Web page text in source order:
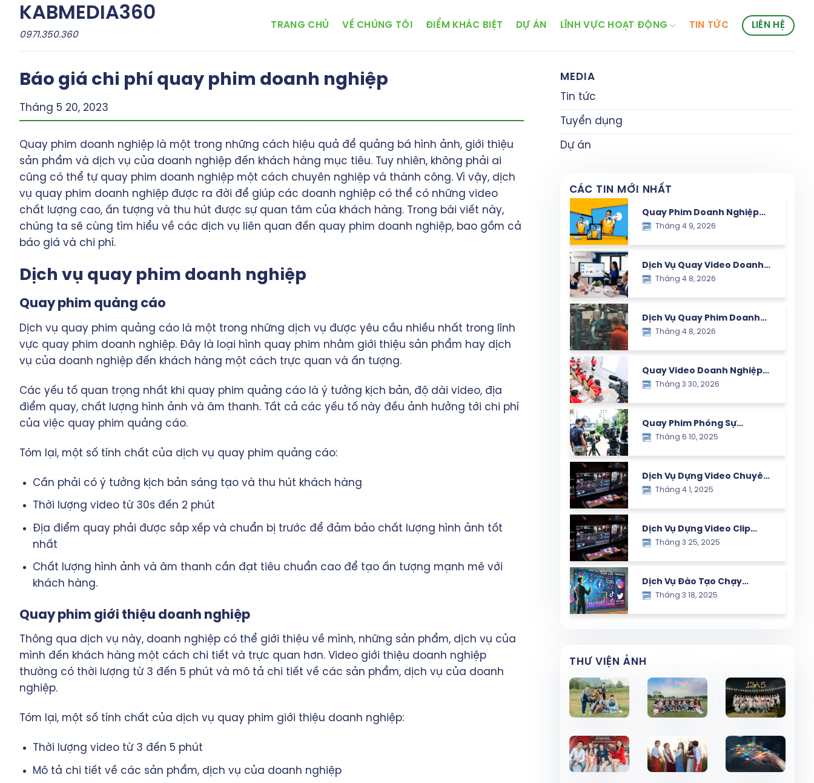
content
KABMEDIA360
0971.350.360
TRANG CHỦ VỀ CHÚNG TÔI ĐIỂM KHÁC BIỆT DỰ ÁN LĨNH VỰC HOẠT ĐỘNG TIN TỨC LIÊN HỆ
Báo giá chi phí quay phim doanh nghiệp
Tháng 5 20, 2023
Quay phim doanh nghiệp là một trong những cách hiệu quả để quảng bá hình ảnh, giới thiệu
sản phẩm và dịch vụ của doanh nghiệp đến khách hàng mục tiêu. Tuy nhiên, không phải ai
cũng có thể tự quay phim doanh nghiệp một cách chuyên nghiệp và thành công. Vì vậy, dịch
vụ quay phim doanh nghiệp được ra đời để giúp các doanh nghiệp có thể có những video
chất lượng cao, ấn tượng và thu hút được sự quan tâm của khách hàng. Trong bài viết này,
chúng ta sẽ cùng tìm hiểu về các dịch vụ liên quan đến quay phim doanh nghiệp, bao gồm cả
báo giá và chi phí.
Dịch vụ quay phim doanh nghiệp
Quay phim quảng cáo
Dịch vụ quay phim quảng cáo là một trong những dịch vụ được yêu cầu nhiều nhất trong lĩnh
vực quay phim doanh nghiệp. Đây là loại hình quay phim nhằm giới thiệu sản phẩm hay dịch
vụ của doanh nghiệp đến khách hàng một cách trực quan và ấn tượng.
Các yếu tố quan trọng nhất khi quay phim quảng cáo là ý tưởng kịch bản, độ dài video, địa
điểm quay, chất lượng hình ảnh và âm thanh. Tất cả các yếu tố này đều ảnh hưởng tới chi phí
của việc quay phim quảng cáo.
Tóm lại, một số tính chất của dịch vụ quay phim quảng cáo:
Cần phải có ý tưởng kịch bản sáng tạo và thu hút khách hàng
Thời lượng video từ 30s đến 2 phút
Địa điểm quay phải được sắp xếp và chuẩn bị trước để đảm bảo chất lượng hình ảnh tốt
nhất
Chất lượng hình ảnh và âm thanh cần đạt tiêu chuẩn cao để tạo ấn tượng mạnh mẽ với
khách hàng.
Quay phim giới thiệu doanh nghiệp
Thông qua dịch vụ này, doanh nghiệp có thể giới thiệu về mình, những sản phẩm, dịch vụ của
mình đến khách hàng một cách chi tiết và trực quan hơn. Video giới thiệu doanh nghiệp
thường có thời lượng từ 3 đến 5 phút và mô tả chi tiết về các sản phẩm, dịch vụ của doanh
nghiệp.
Tóm lại, một số tính chất của dịch vụ quay phim giới thiệu doanh nghiệp:
Thời lượng video từ 3 đến 5 phút
Mô tả chi tiết về các sản phẩm, dịch vụ của doanh nghiệp
MEDIA
Tin tức
Tuyển dụng
Dự án
CÁC TIN MỚI NHẤT
Quay Phim Doanh Nghiệp
tại Hà Nội – Công Cụ Xây
Dựng Thương Hiệu & Tăng
Tháng 4 9, 2026
Dịch Vụ Quay Video Doanh
Nghiệp – Giải Pháp Truyền
Thông Hiệu Quả Cho
Tháng 4 8, 2026
Dịch Vụ Quay Phim Doanh
Nghiệp – Giải Pháp Nâng
Tầm Thương Hiệu Trong Kỷ
Tháng 4 8, 2026
Quay Video Doanh Nghiệp
Chuyên Nghiệp Tại Hà Nội
Tháng 3 30, 2026
Quay Phim Phóng Sự
Chuyên Nghiệp – Ghi Dấu
Mọi Khoảnh Khắc Giá Trị
Tháng 6 10, 2025
Dịch Vụ Dựng Video Chuyên
Nghiệp – Lưu Giữ Khoảnh
Khắc Ý Nghĩa Cùng Con Yêu
Tháng 4 1, 2025
Dịch Vụ Dựng Video Clip
Chuyên Nghiệp – Giải Pháp
Hiệu Quả Cho Doanh Nghiệp
Tháng 3 25, 2025
Dịch Vụ Đào Tạo Chạy
Quảng Cáo Google,
Facebook và TikTok – Giải
Tháng 3 18, 2025
THƯ VIỆN ẢNH